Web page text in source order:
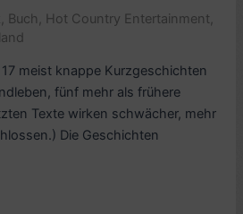
Buch Hot Country Entertainment
meist knappe Kurzgeschichten
fünf mehr als frühere
Texte wirken schwächer, mehr
Die Geschichten